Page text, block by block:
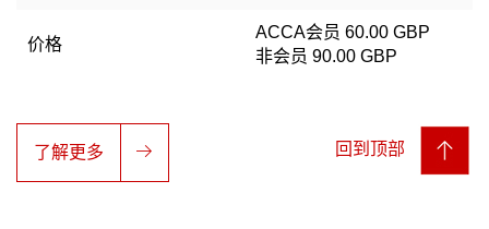
价格
ACCA会员 60.00 GBP
非会员 90.00 GBP
了解更多 回到顶部